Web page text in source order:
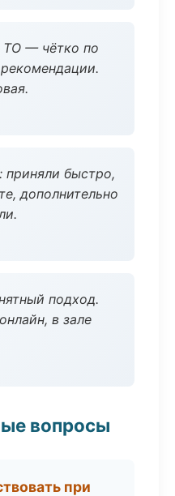
ТО — чётко по
приняли быстро,
дополнительно
подход.
в зале
вопросы
при